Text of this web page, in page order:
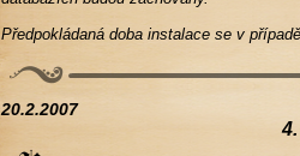
Předpokládaná doba instalace se v
20.2.2007